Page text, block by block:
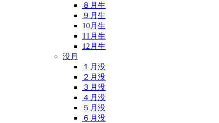
８月生
９月生
10月生
11月生
12月生
没月
１月没
２月没
３月没
４月没
５月没
６月没